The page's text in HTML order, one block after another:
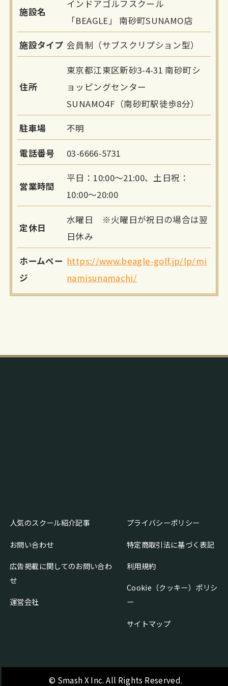
施設名
インドアゴルフスクール
「BEAGLE」 南砂町SUNAMO店
施設タイプ 会員制（サブスクリプション型）
住所
東京都江東区新砂3-4-31 南砂町シ
ョッピングセンター
SUNAMO4F（南砂町駅徒歩8分）
駐車場 不明
電話番号 03-6666-5731
営業時間
平日：10:00～21:00、土日祝：
10:00～20:00
定休日
水曜日 ※火曜日が祝日の場合は翌
日休み
ホームペー
ジ
https://www.beagle-golf.jp/lp/mi
namisunamachi/
人気のスクール紹介記事
お問い合わせ
広告掲載に関してのお問い合わ
せ
運営会社
プライバシーポリシー
特定商取引法に基づく表記
利用規約
Cookie（クッキー）ポリシ
ー
サイトマップ
© Smash X Inc. All Rights Reserved.